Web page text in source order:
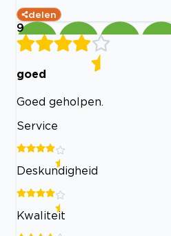
delen
9
goed
Goed geholpen.
Service
Deskundigheid
Kwaliteit